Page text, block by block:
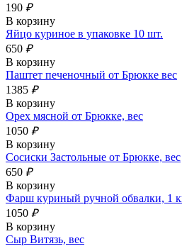
190 ₽
В корзину
Яйцо куриное в упаковке 10 шт.
650 ₽
В корзину
Паштет печеночный от Брюкке вес
1385 ₽
В корзину
Орех мясной от Брюкке, вес
1050 ₽
В корзину
Сосиски Застольные от Брюкке, вес
650 ₽
В корзину
Фарш куриный ручной обвалки, 1
1050 ₽
В корзину
Сыр Витязь, вес